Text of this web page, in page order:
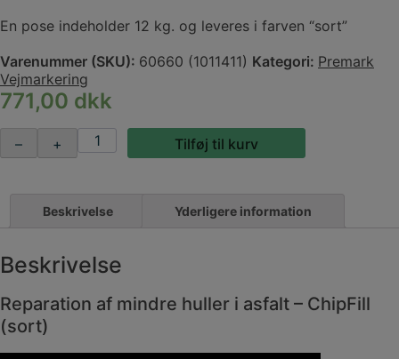
En pose indeholder 12 kg. og leveres i farven “sort”
Varenummer (SKU): 60660 (1011411) Kategori: Premark
Vejmarkering
771,00 dkk
–
Reparation
af
i
asfalt
(sort)
antal
+ Tilføj til kurv
Beskrivelse Yderligere information
Beskrivelse
Reparation af mindre huller i asfalt – ChipFill
(sort)